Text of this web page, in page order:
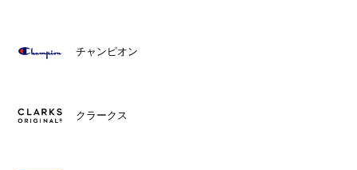
チャンピオン
クラークス